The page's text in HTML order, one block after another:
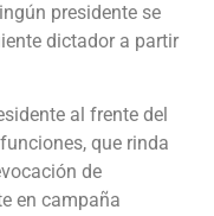
presidente se
dictador a partir
al frente del
que rinda
de
en campaña